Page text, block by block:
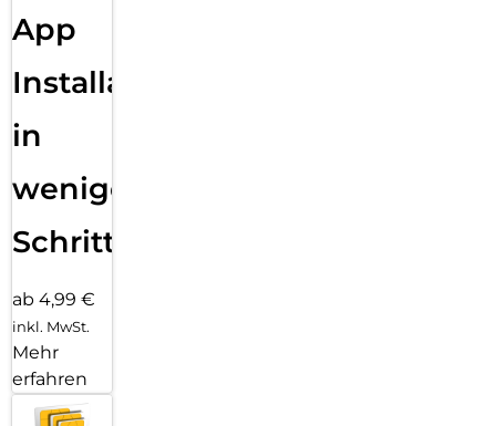
App
Installation
in
wenigen
Schritten
ab 4,99 €
inkl. MwSt.
Mehr
erfahren